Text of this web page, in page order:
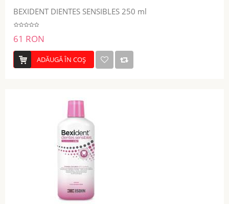
BEXIDENT DIENTES SENSIBLES 250 ml
61 RON
ADĂUGĂ ÎN COŞ